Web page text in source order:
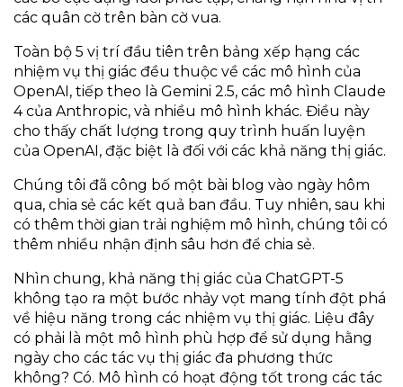
các quân cờ trên bàn cờ vua.
Toàn bộ 5 vị trí đầu tiên trên bảng xếp hạng các
nhiệm vụ thị giác đều thuộc về các mô hình của
OpenAI, tiếp theo là Gemini 2.5, các mô hình Claude
4 của Anthropic, và nhiều mô hình khác. Điều này
cho thấy chất lượng trong quy trình huấn luyện
của OpenAI, đặc biệt là đối với các khả năng thị giác.
Chúng tôi đã công bố một bài blog vào ngày hôm
qua, chia sẻ các kết quả ban đầu. Tuy nhiên, sau khi
có thêm thời gian trải nghiệm mô hình, chúng tôi có
thêm nhiều nhận định sâu hơn để chia sẻ.
Nhìn chung, khả năng thị giác của ChatGPT-5
không tạo ra một bước nhảy vọt mang tính đột phá
về hiệu năng trong các nhiệm vụ thị giác. Liệu đây
có phải là một mô hình phù hợp để sử dụng hằng
ngày cho các tác vụ thị giác đa phương thức
không? Có. Mô hình có hoạt động tốt trong các tác